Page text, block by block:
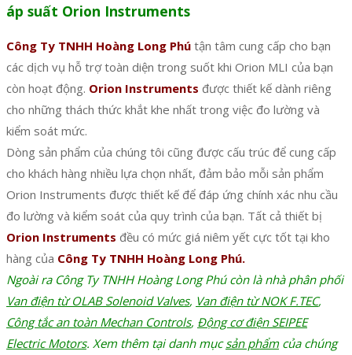
áp suất Orion Instruments
Công Ty TNHH Hoàng Long Phú tận tâm cung cấp cho bạn
các dịch vụ hỗ trợ toàn diện trong suốt khi Orion MLI của bạn
còn hoạt động. Orion Instruments được thiết kế dành riêng
cho những thách thức khắt khe nhất trong việc đo lường và
kiểm soát mức.
Dòng sản phẩm của chúng tôi cũng được cấu trúc để cung cấp
cho khách hàng nhiều lựa chọn nhất, đảm bảo mỗi sản phẩm
Orion Instruments được thiết kế để đáp ứng chính xác nhu cầu
đo lường và kiểm soát của quy trình của bạn. Tất cả thiết bị
Orion Instruments đều có mức giá niêm yết cực tốt tại kho
hàng của Công Ty TNHH Hoàng Long Phú.
Ngoài ra Công Ty TNHH Hoàng Long Phú còn là nhà phân phối
Van điện từ OLAB Solenoid Valves, Van điện từ NOK F.TEC,
Công tắc an toàn Mechan Controls, Động cơ điện SEIPEE
Electric Motors. Xem thêm tại danh mụcsản phẩmcủa chúng